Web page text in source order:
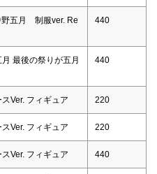
五月 制服ver. Re
440
最後の祭りが五月
440
Ver. フィギュア 220
Ver. フィギュア 220
Ver. フィギュア 440